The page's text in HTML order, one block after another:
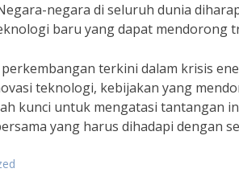
negara di seluruh dunia
baru yang dapat mendorong
terkini dalam krisis
teknologi, kebijakan yang
kunci untuk mengatasi tantangan
yang harus dihadapi dengan